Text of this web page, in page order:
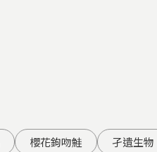
櫻花鉤吻鮭 孑遺生物